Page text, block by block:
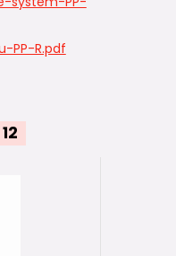
PP-R.pdf
12